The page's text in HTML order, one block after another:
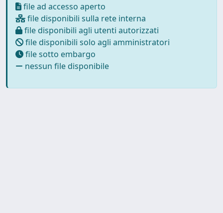
file ad accesso aperto
file disponibili sulla rete interna
file disponibili agli utenti autorizzati
file disponibili solo agli amministratori
file sotto embargo
nessun file disponibile